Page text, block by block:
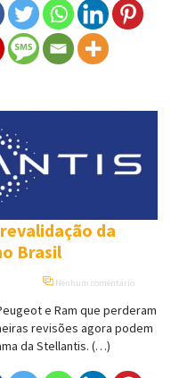
da
Brasil
Nenhum comentário
e Ram que perderam
revisões agora podem
da Stellantis. (…)